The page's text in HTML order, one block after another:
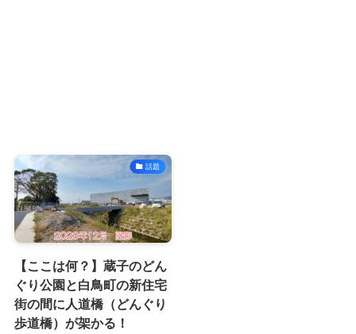
話題
【ここは何？】蔵子のどん
ぐり公園と白鳥町の新住宅
街の間に人道橋（どんぐり
歩道橋）が架かる！